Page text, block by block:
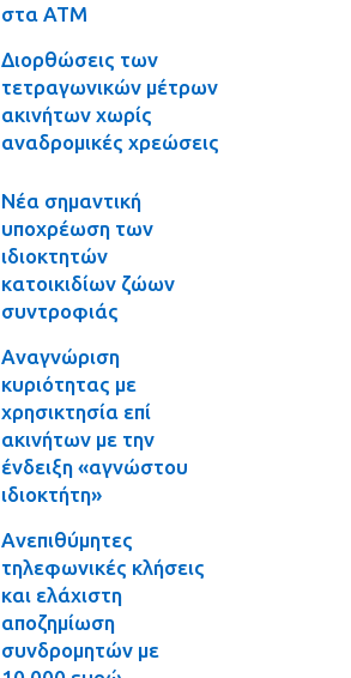
στα ΑΤΜ
Διορθώσεις των
τετραγωνικών μέτρων
ακινήτων χωρίς
αναδρομικές χρεώσεις
Νέα σημαντική
υποχρέωση των
ιδιοκτητών
κατοικιδίων ζώων
συντροφιάς
Αναγνώριση
κυριότητας με
χρησικτησία επί
ακινήτων με την
ένδειξη «αγνώστου
ιδιοκτήτη»
Ανεπιθύμητες
τηλεφωνικές κλήσεις
και ελάχιστη
αποζημίωση
συνδρομητών με